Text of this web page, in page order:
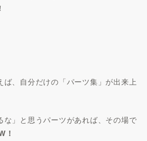
ば、自分だけの「パーツ集」が出来上
な」と思うパーツがあれば、その場で
！